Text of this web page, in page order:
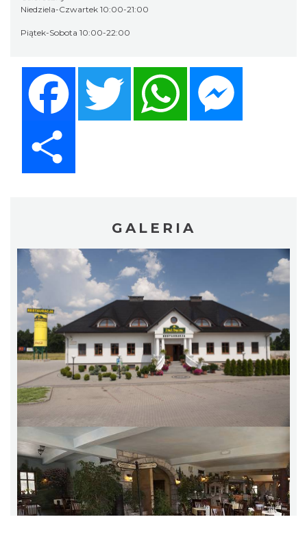
Niedziela-Czwartek 10:00-21:00
Piątek-Sobota 10:00-22:00
Twitter WhatsApp
GALERIA